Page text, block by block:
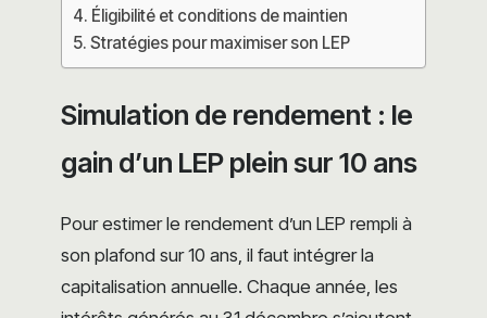
Éligibilité et conditions de maintien
Stratégies pour maximiser son LEP
Simulation de rendement : le
gain d’un LEP plein sur 10 ans
Pour estimer le rendement d’un LEP rempli à
son plafond sur 10 ans, il faut intégrer la
capitalisation annuelle. Chaque année, les